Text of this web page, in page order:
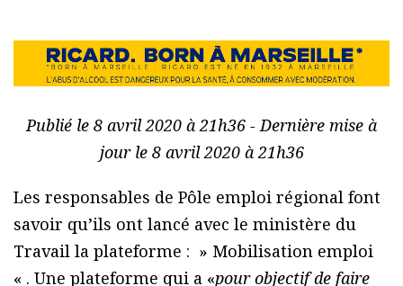
Publié le 8 avril 2020 à 21h36 - Dernière mise à
jour le 8 avril 2020 à 21h36
Les responsables de Pôle emploi régional font
savoir qu’ils ont lancé avec le ministère du
Travail la plateforme : » Mobilisation emploi
« . Une plateforme qui a «pour objectif de faire